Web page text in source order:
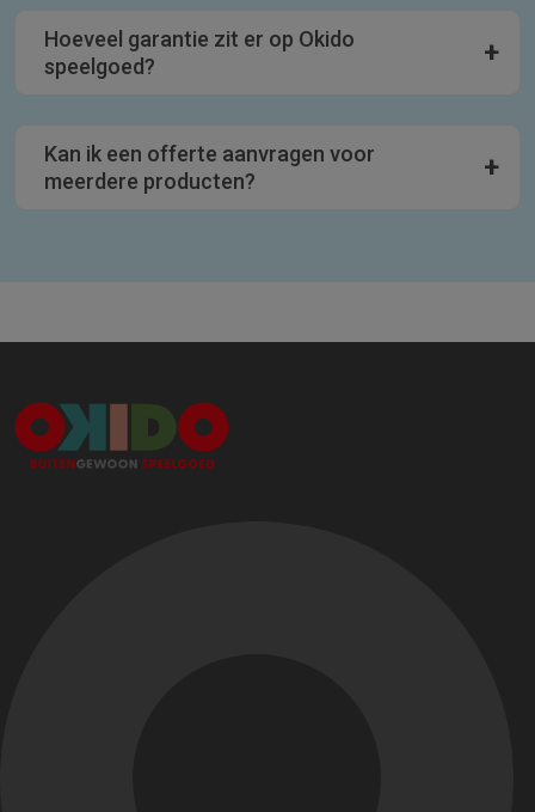
Hoeveel garantie zit er op Okido
speelgoed?
Kan ik een offerte aanvragen voor
meerdere producten?